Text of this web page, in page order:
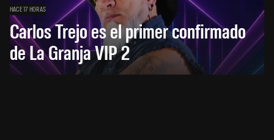
HACE 17 HORAS
Carlos Trejo es el primer confirmado
de La Granja VIP 2